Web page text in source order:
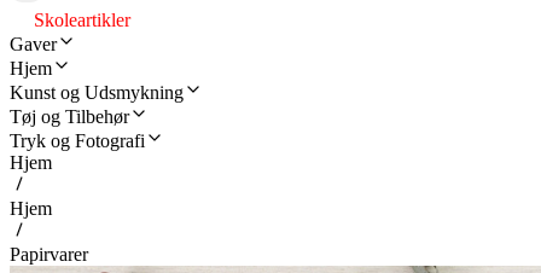
Skoleartikler
Gaver
Hjem
Kunst og Udsmykning
Tøj og Tilbehør
Tryk og Fotografi
Hjem
Hjem
Papirvarer